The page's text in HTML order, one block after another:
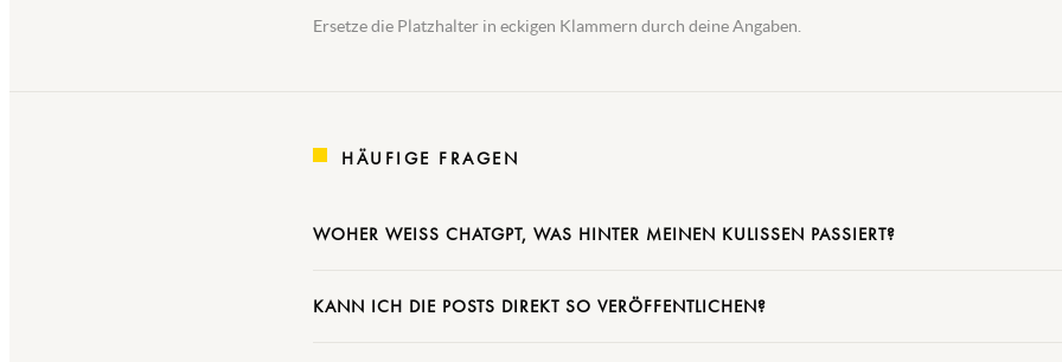
Ersetze die Platzhalter in eckigen Klammern durch deine Angaben.
HÄUFIGE FRAGEN
WOHER WEISS CHATGPT, WAS HINTER MEINEN KULISSEN PASSIERT?
KANN ICH DIE POSTS DIREKT SO VERÖFFENTLICHEN?